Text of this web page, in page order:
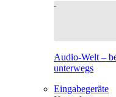
Audio-Welt –
unterwegs
Eingabegeräte